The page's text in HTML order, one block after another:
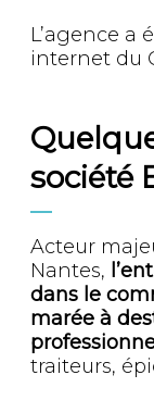
L’agence a
internet du
société
Acteur
Nantes,
dans le
marée à
traiteurs,